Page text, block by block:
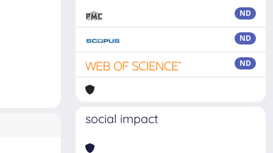
ND
ND
ND
social impact